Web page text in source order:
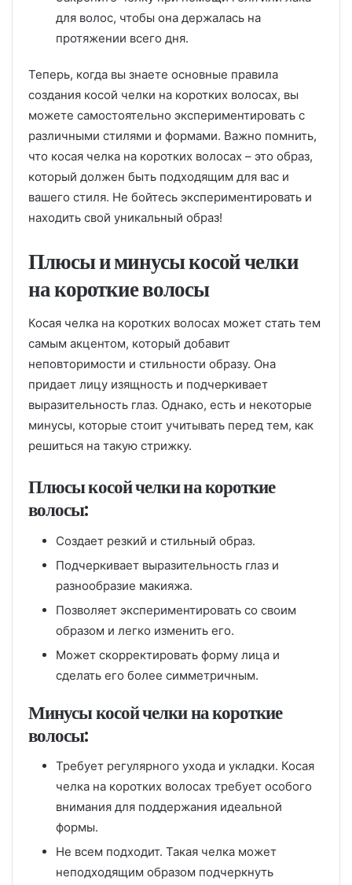
для волос, чтобы она держалась на
протяжении всего дня.
Теперь, когда вы знаете основные правила
создания косой челки на коротких волосах, вы
можете самостоятельно экспериментировать с
различными стилями и формами. Важно помнить,
что косая челка на коротких волосах – это образ,
который должен быть подходящим для вас и
вашего стиля. Не бойтесь экспериментировать и
находить свой уникальный образ!
Плюсы и минусы косой челки
на короткие волосы
Косая челка на коротких волосах может стать тем
самым акцентом, который добавит
неповторимости и стильности образу. Она
придает лицу изящность и подчеркивает
выразительность глаз. Однако, есть и некоторые
минусы, которые стоит учитывать перед тем, как
решиться на такую стрижку.
Плюсы косой челки на короткие
волосы:
Создает резкий и стильный образ.
Подчеркивает выразительность глаз и
разнообразие макияжа.
Позволяет экспериментировать со своим
образом и легко изменить его.
Может скорректировать форму лица и
сделать его более симметричным.
Минусы косой челки на короткие
волосы:
Требует регулярного ухода и укладки. Косая
челка на коротких волосах требует особого
внимания для поддержания идеальной
формы.
Не всем подходит. Такая челка может
неподходящим образом подчеркнуть